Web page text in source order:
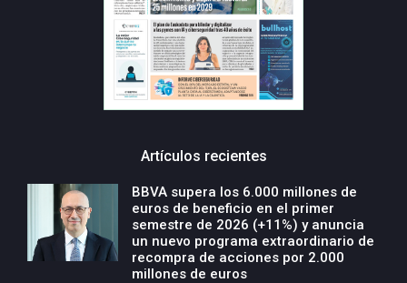
Artículos recientes
BBVA supera los 6.000 millones de
euros de beneficio en el primer
semestre de 2026 (+11%) y anuncia
un nuevo programa extraordinario de
recompra de acciones por 2.000
millones de euros